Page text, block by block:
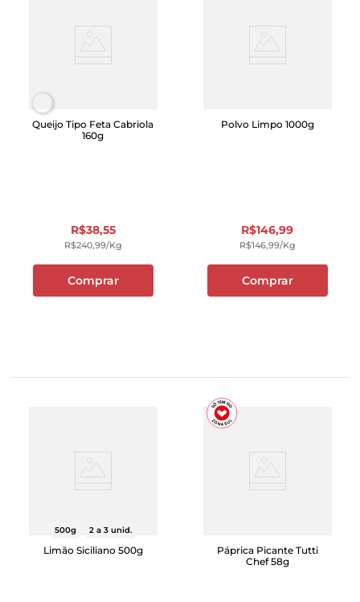
Queijo Tipo Feta Cabriola
160g
R$38,55
R$240,99/kg
Comprar
Polvo Limpo 1000g
R$146,99
R$146,99/kg
Comprar
500g 2 a 3 unid.
Limão Siciliano 500g
Páprica Picante Tutti
Chef 58g